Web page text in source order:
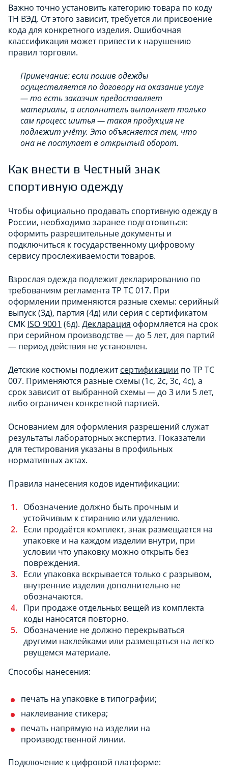
Важно точно установить категорию товара по коду
ТН ВЭД. От этого зависит, требуется ли присвоение
кода для конкретного изделия. Ошибочная
классификация может привести к нарушению
правил торговли.
Примечание: если пошив одежды
осуществляется по договору на оказание услуг
— то есть заказчик предоставляет
материалы, а исполнитель выполняет только
сам процесс шитья — такая продукция не
подлежит учёту. Это объясняется тем, что
она не поступает в открытый оборот.
Как внести в Честный знак
спортивную одежду
Чтобы официально продавать спортивную одежду в
России, необходимо заранее подготовиться:
оформить разрешительные документы и
подключиться к государственному цифровому
сервису прослеживаемости товаров.
Взрослая одежда подлежит декларированию по
требованиям регламента ТР ТС 017. При
оформлении применяются разные схемы: серийный
выпуск (3д), партия (4д) или серия с сертификатом
СМК ISO 9001 (6д). Декларация оформляется на срок
при серийном производстве — до 5 лет, для партий
— период действия не установлен.
Детские костюмы подлежитсертификации по ТР ТС
007. Применяются разные схемы (1с, 2с, 3с, 4с), а
срок зависит от выбранной схемы — до 3 или 5 лет,
либо ограничен конкретной партией.
Основанием для оформления разрешений служат
результаты лабораторных экспертиз. Показатели
для тестирования указаны в профильных
нормативных актах.
Правила нанесения кодов идентификации:
Обозначение должно быть прочным и
устойчивым к стиранию или удалению.
Если продаётся комплект, знак размещается на
упаковке и на каждом изделии внутри, при
условии что упаковку можно открыть без
повреждения.
Если упаковка вскрывается только с разрывом,
внутренние изделия дополнительно не
обозначаются.
При продаже отдельных вещей из комплекта
коды наносятся повторно.
Обозначение не должно перекрываться
другими наклейками или размещаться на легко
рвущемся материале.
Способы нанесения:
печать на упаковке в типографии;
наклеивание стикера;
печать напрямую на изделии на
производственной линии.
Подключение к цифровой платформе: